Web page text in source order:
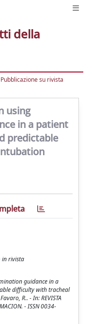
della
su rivista
using
in a patient
predictable
in rivista
guidance in a
difficulty with tracheal
R.. - In: REVISTA
- ISSN 0034-